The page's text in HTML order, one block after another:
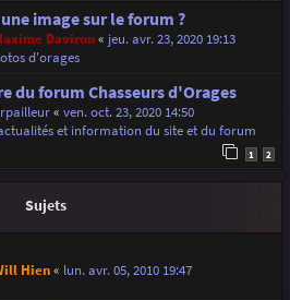
image sur le forum ?
Daviron« jeu. avr. 23, 2020 19:13
d'orages
du forum Chasseurs d'Orages
« ven. oct. 23, 2020 14:50
et information du site et du forum
1 2
Sujets
Hien« lun. avr. 05, 2010 19:47